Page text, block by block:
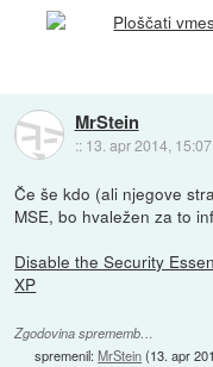
MrStein
:: 13. apr 2014, 15:07
Če še kdo (ali njegove
MSE, bo hvaležen za to
Disable the Security
XP
Zgodovina sprememb…
spremenil:MrStein(13. apr